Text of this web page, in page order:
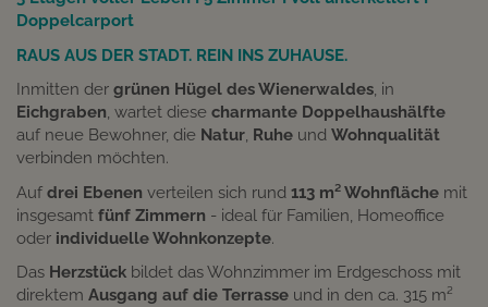
Doppelcarport
RAUS AUS DER STADT. REIN INS ZUHAUSE.
Inmitten der grünen Hügel des Wienerwaldes, in
Eichgraben, wartet diese charmante Doppelhaushälfte
auf neue Bewohner, die Natur, Ruhe und Wohnqualität
verbinden möchten.
Auf drei Ebenen verteilen sich rund 113 m² Wohnfläche mit
insgesamt fünf Zimmern - ideal für Familien, Homeoffice
oder individuelle Wohnkonzepte.
Das Herzstück bildet das Wohnzimmer im Erdgeschoss mit
direktem Ausgang auf die Terrasse und in den ca. 315 m²